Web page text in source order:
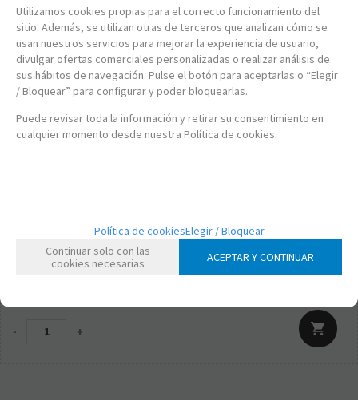
POP! KEYCHAIN TRANSFORMERS - BUMBLEBEE
6,95€
- +
Utilizamos cookies propias para el correcto funcionamiento del
sitio. Además, se utilizan otras de terceros que analizan cómo se
usan nuestros servicios para mejorar la experiencia de usuario,
divulgar ofertas comerciales personalizadas o realizar análisis de
sus hábitos de navegación. Pulse el botón para aceptarlas o “Elegir
/ Bloquear” para configurar y poder bloquearlas.
Puede revisar toda la información y retirar su consentimiento en
cualquier momento desde nuestra Política de cookies.
Política de cookiesElegir / Bloquear
Continuar solo con las
cookies necesarias
ACEPTAR Y CONTINUAR